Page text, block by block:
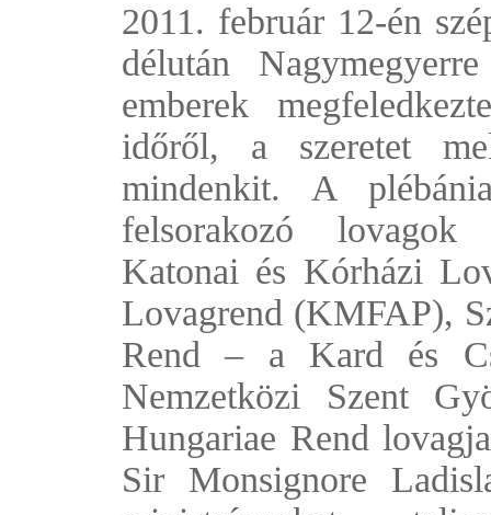
2011. február 12-én
délután
emberek
időről, a szeretet
mindenkit. A
felsorakozó
Katonai és Kórházi
Lovagrend (KMFAP),
Rend – a Kard és
Nemzetközi Szent
Hungariae Rend
Sir Monsignore